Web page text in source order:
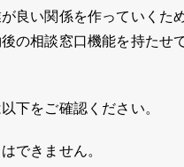
良い関係を作っていくた
の相談窓口機能を持たせ
下をご確認ください。
できません。